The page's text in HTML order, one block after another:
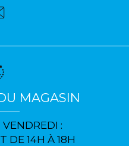
MAGASIN
:
DE 14H À 18H